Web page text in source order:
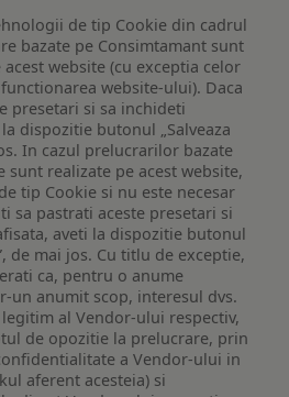
de tip Cookie din cadrul
bazate pe Consimtamant sunt
acest website (cu exceptia celor
website-ului). Daca
presetari si sa inchideti
dispozitie butonul „Salveaza
In cazul prelucrarilor bazate
sunt realizate pe acest website,
tip Cookie si nu este necesar
sa pastrati aceste presetari si
aveti la dispozitie butonul
de mai jos. Cu titlu de exceptie,
ca, pentru o anume
un anumit scop, interesul dvs.
al Vendor-ului respectiv,
de opozitie la prelucrare, prin
a Vendor-ului in
aferent acesteia) si